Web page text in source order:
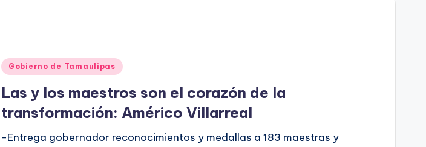
Publicado
Gobierno de Tamaulipas
Las y los maestros son el corazón de la
transformación: Américo Villarreal
-Entrega gobernador reconocimientos y medallas a 183 maestras y